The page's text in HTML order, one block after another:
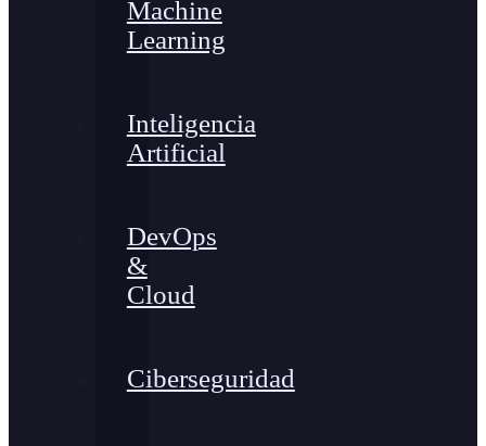
Machine
Learning
Inteligencia
Artificial
DevOps
&
Cloud
Ciberseguridad